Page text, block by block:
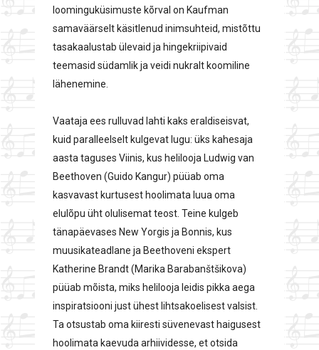
loominguküsimuste kõrval on Kaufman
samaväärselt käsitlenud inimsuhteid, mistõttu
tasakaalustab ülevaid ja hingekriipivaid
teemasid südamlik ja veidi nukralt koomiline
lähenemine.
Vaataja ees rulluvad lahti kaks eraldiseisvat,
kuid paralleelselt kulgevat lugu: üks kahesaja
aasta taguses Viinis, kus helilooja Ludwig van
Beethoven (Guido Kangur) püüab oma
kasvavast kurtusest hoolimata luua oma
elulõpu üht olulisemat teost. Teine kulgeb
tänapäevases New Yorgis ja Bonnis, kus
muusikateadlane ja Beethoveni ekspert
Katherine Brandt (Marika Barabanštšikova)
püüab mõista, miks helilooja leidis pikka aega
inspiratsiooni just ühest lihtsakoelisest valsist.
Ta otsustab oma kiiresti süvenevast haigusest
hoolimata kaevuda arhiividesse, et otsida